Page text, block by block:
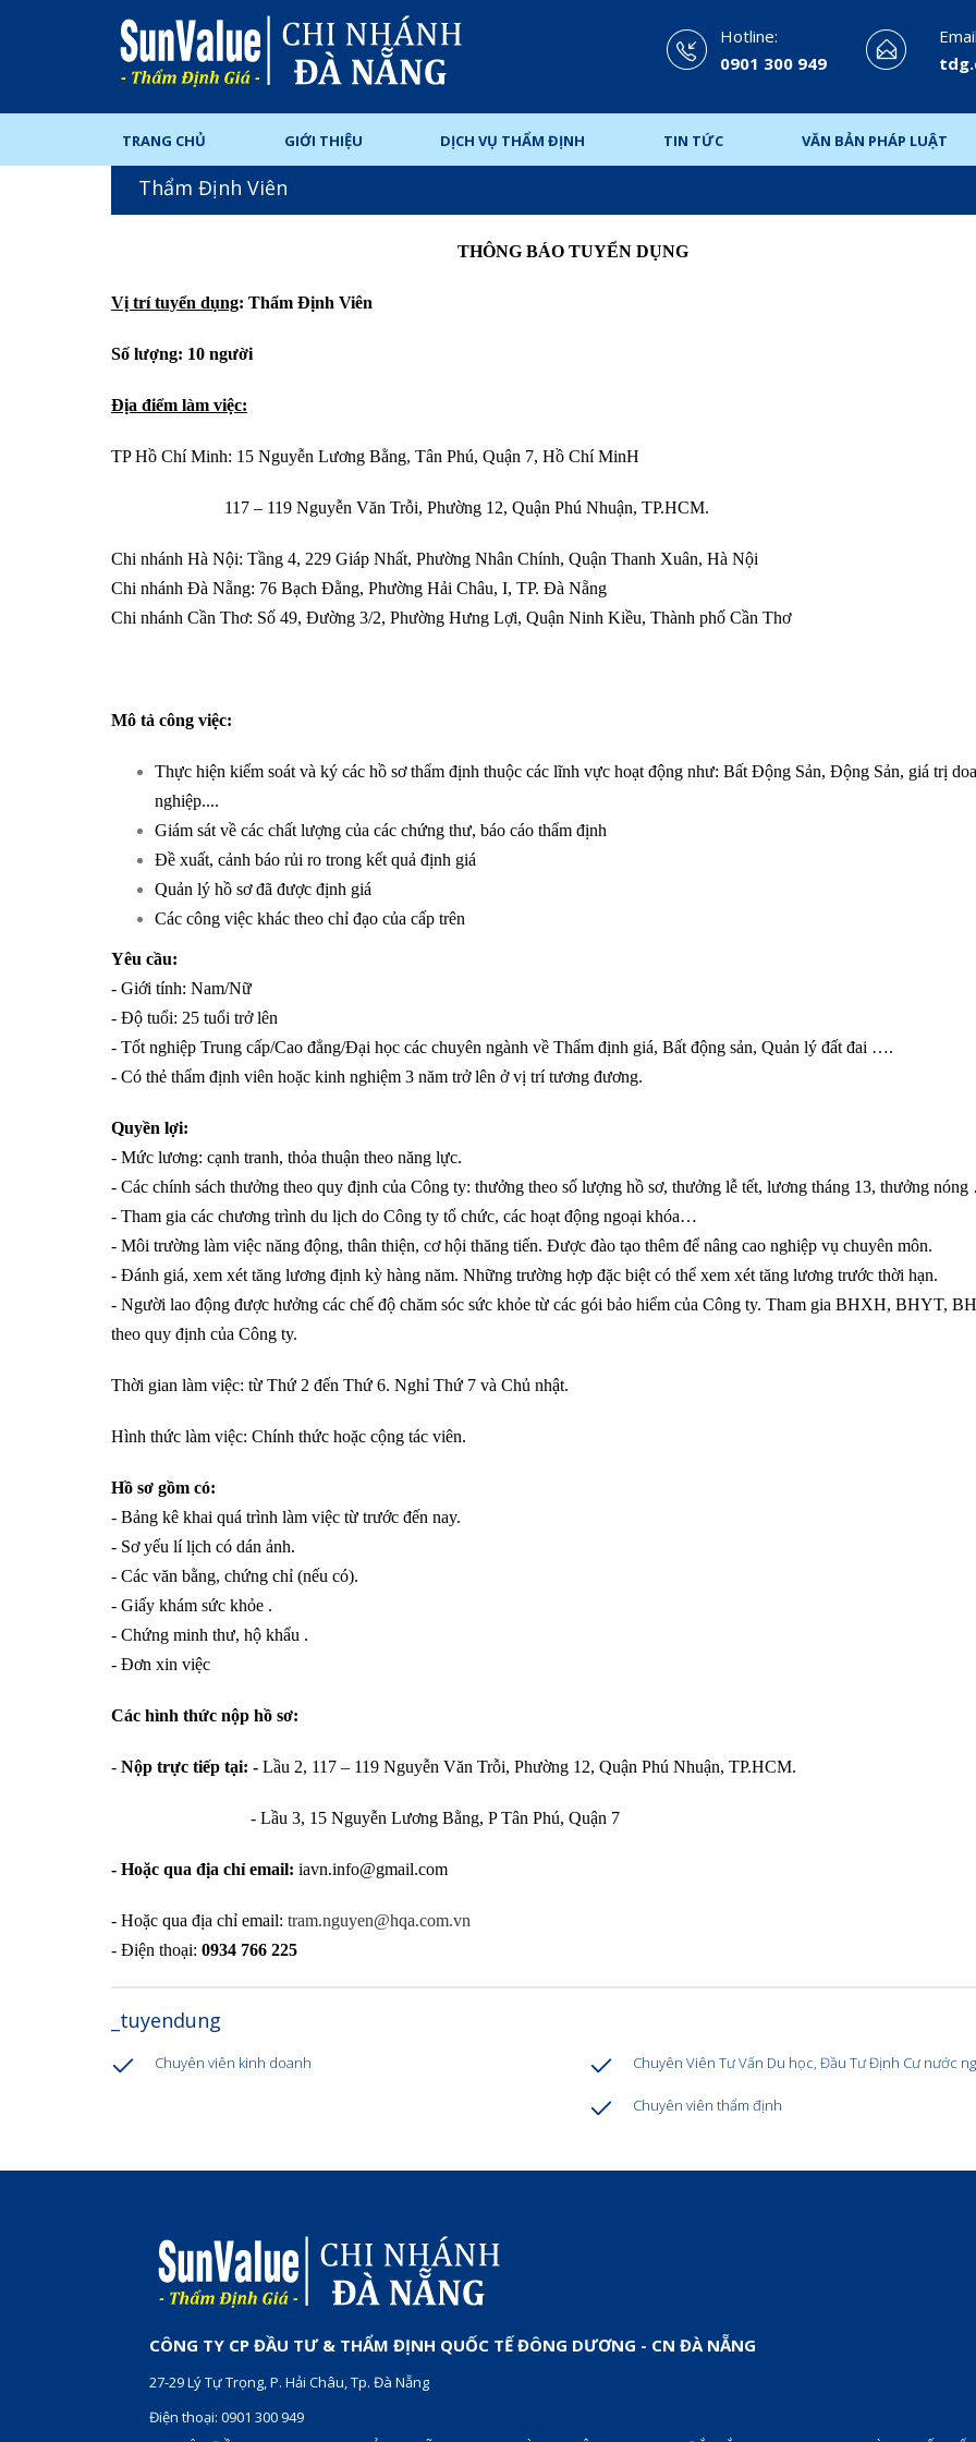
Hotline:
0901 300 949
TRANG CHỦ GIỚI THIỆU DỊCH VỤ THẨM ĐỊNH TIN TỨC VĂN BẢN PHÁP LUẬT
Thẩm Định Viên
THÔNG BÁO TUYỂN DỤNG
Vị trí tuyển dụng: Thẩm Định Viên
Số lượng: 10 người
Địa điểm làm việc:
TP Hồ Chí Minh: 15 Nguyễn Lương Bằng, Tân Phú, Quận 7, Hồ Chí MinH
117 – 119 Nguyễn Văn Trỗi, Phường 12, Quận Phú Nhuận, TP.HCM.
Chi nhánh Hà Nội: Tầng 4, 229 Giáp Nhất, Phường Nhân Chính, Quận Thanh Xuân, Hà Nội
Chi nhánh Đà Nẵng: 76 Bạch Đằng, Phường Hải Châu, I, TP. Đà Nẵng
Chi nhánh Cần Thơ: Số 49, Đường 3/2, Phường Hưng Lợi, Quận Ninh Kiều, Thành phố Cần Thơ
Mô tả công việc:
Thực hiện kiểm soát và ký các hồ sơ thẩm định thuộc các lĩnh vực hoạt động như: Bất Động Sản, Động Sản, giá trị
nghiệp....
Giám sát về các chất lượng của các chứng thư, báo cáo thẩm định
Đề xuất, cảnh báo rủi ro trong kết quả định giá
Quản lý hồ sơ đã được định giá
Các công việc khác theo chỉ đạo của cấp trên
Yêu cầu:
- Giới tính: Nam/Nữ
- Độ tuổi: 25 tuổi trở lên
- Tốt nghiệp Trung cấp/Cao đẳng/Đại học các chuyên ngành về Thẩm định giá, Bất động sản, Quản lý đất đai ….
- Có thẻ thẩm định viên hoặc kinh nghiệm 3 năm trở lên ở vị trí tương đương.
Quyền lợi:
- Mức lương: cạnh tranh, thỏa thuận theo năng lực.
- Các chính sách thưởng theo quy định của Công ty: thưởng theo số lượng hồ sơ, thưởng lễ tết, lương tháng 13, thưởng
- Tham gia các chương trình du lịch do Công ty tổ chức, các hoạt động ngoại khóa…
- Môi trường làm việc năng động, thân thiện, cơ hội thăng tiến. Được đào tạo thêm để nâng cao nghiệp vụ chuyên môn.
- Đánh giá, xem xét tăng lương định kỳ hàng năm. Những trường hợp đặc biệt có thể xem xét tăng lương trước thời hạn.
- Người lao động được hưởng các chế độ chăm sóc sức khỏe từ các gói bảo hiểm của Công ty. Tham gia BHXH, BHYT,
theo quy định của Công ty.
Thời gian làm việc: từ Thứ 2 đến Thứ 6. Nghỉ Thứ 7 và Chủ nhật.
Hình thức làm việc: Chính thức hoặc cộng tác viên.
Hồ sơ gồm có:
- Bảng kê khai quá trình làm việc từ trước đến nay.
- Sơ yếu lí lịch có dán ảnh.
- Các văn bằng, chứng chỉ (nếu có).
- Giấy khám sức khỏe .
- Chứng minh thư, hộ khẩu .
- Đơn xin việc
Các hình thức nộp hồ sơ:
- Nộp trực tiếp tại: - Lầu 2, 117 – 119 Nguyễn Văn Trỗi, Phường 12, Quận Phú Nhuận, TP.HCM.
- Lầu 3, 15 Nguyễn Lương Bằng, P Tân Phú, Quận 7
- Hoặc qua địa chỉ email: iavn.info@gmail.com
- Hoặc qua địa chỉ email: tram.nguyen@hqa.com.vn
- Điện thoại: 0934 766 225
_tuyendung
Chuyên viên kinh doanh Chuyên Viên Tư Vấn Du học, Đầu Tư Định Cư nước
Chuyên viên thẩm định
CÔNG TY CP ĐẦU TƯ & THẨM ĐỊNH QUỐC TẾ ĐÔNG DƯƠNG - CN ĐÀ NẴNG
27-29 Lý Tự Trọng, P. Hải Châu, Tp. Đà Nẵng
Điện thoại: 0901 300 949